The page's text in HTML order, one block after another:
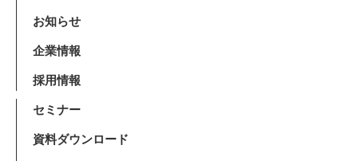
お知らせ
企業情報
採用情報
セミナー
資料ダウンロード